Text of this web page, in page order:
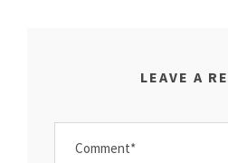
LEAVE A